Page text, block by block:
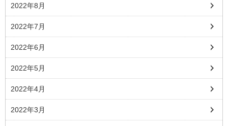
2022年8月
2022年7月
2022年6月
2022年5月
2022年4月
2022年3月